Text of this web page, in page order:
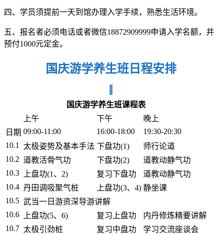
四、学员须提前一天到馆办理入学手续，熟悉生活环境。
五、报名者必须电话或者微信18872909999申请入学名额，并
预付1000元定金。
国庆游学养生班日程安排
国庆游学养生班课程表
上午
下午
晚上
日期 09:00-11:00 16:00-18:00
19:30-20:30
10.1
太极姿势及基本手法 下盘功(1)
师行论道
10.2 道教活骨气功 下盘功(2)
道教动静气功
10.3
上盘功(1、2) 复习下盘功
道教动静气功
10.4 丹田调吸聚气桩 上盘功(3、4) 静坐课
10.5 武当一日游资深导游讲解
10.6
上盘功(5、6) 复习上盘功
内丹修炼精要讲解
10.7 太极引劲桩 复习中盘功 学习交流座谈会